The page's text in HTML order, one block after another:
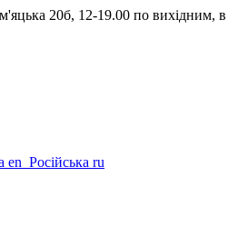
20б, 12-19.00 по вихідним, в
en Російська ru